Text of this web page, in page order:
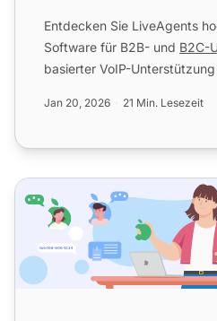
Entdecken Sie LiveAgents
Software für B2B- und B2C-
basierter VoIP-
Jan 20, 2026 21 Min. Lesezeit
20 beste VoIP-